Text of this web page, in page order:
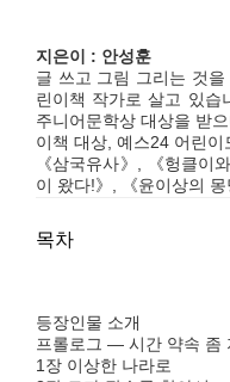
지은이 : 안성훈
글 쓰고 그림 그리는 것
린이책 작가로 살고 있습
주니어문학상 대상을 받
이책 대상, 예스24 어린
《삼국유사》, 《헝클이
이 왔다!》, 《윤이상의
목차
등장인물 소개
프롤로그 ― 시간 약속 좀
1장 이상한 나라로